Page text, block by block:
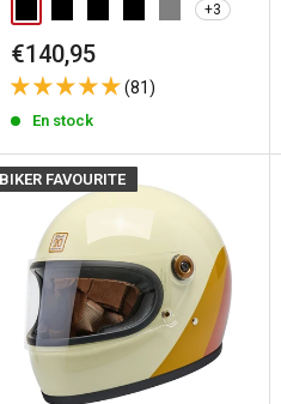
+3
Precio
de
venta
€140,95
(81)
En stock
BIKER FAVOURITE